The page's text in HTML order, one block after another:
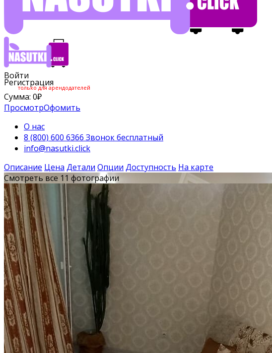
Войти
Регистрация
только для арендодателей
Сумма: 0₽
ПросмотрОфомить
О нас
8 (800) 600 6366 Звонок бесплатный
info@nasutki.click
Описание Цена Детали Опции Доступность На карте
Смотреть все 11 фотографии